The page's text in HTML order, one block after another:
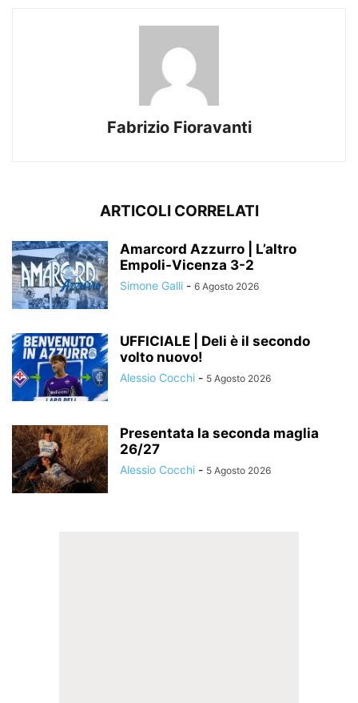
Fabrizio Fioravanti
ARTICOLI CORRELATI
Amarcord Azzurro | L’altro
Empoli-Vicenza 3-2
Simone Galli - 6 Agosto 2026
UFFICIALE | Deli è il secondo
volto nuovo!
Alessio Cocchi - 5 Agosto 2026
Presentata la seconda maglia
26/27
Alessio Cocchi - 5 Agosto 2026